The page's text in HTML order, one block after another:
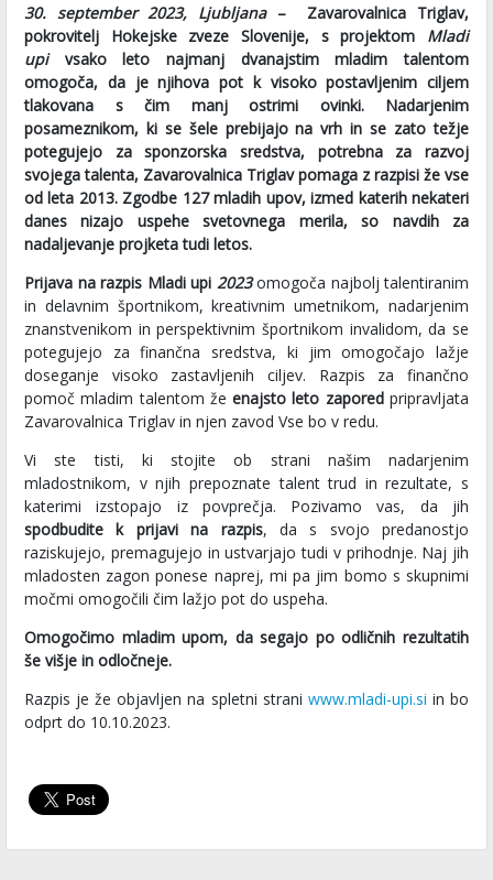
30. september 2023, Ljubljana– Zavarovalnica Triglav,
pokrovitelj Hokejske zveze Slovenije, s projektom Mladi
upivsako leto najmanj dvanajstim mladim talentom
omogoča, da je njihova pot k visoko postavljenim ciljem
tlakovana s čim manj ostrimi ovinki. Nadarjenim
posameznikom, ki se šele prebijajo na vrh in se zato težje
potegujejo za sponzorska sredstva, potrebna za razvoj
svojega talenta, Zavarovalnica Triglav pomaga z razpisi že vse
od leta 2013. Zgodbe 127 mladih upov, izmed katerih nekateri
danes nizajo uspehe svetovnega merila, so navdih za
nadaljevanje projketa tudi letos.
Prijava na razpis Mladi upi 2023omogoča najbolj talentiranim
in delavnim športnikom, kreativnim umetnikom, nadarjenim
znanstvenikom in perspektivnim športnikom invalidom, da se
potegujejo za finančna sredstva, ki jim omogočajo lažje
doseganje visoko zastavljenih ciljev. Razpis za finančno
pomoč mladim talentom žeenajsto leto zaporedpripravljata
Zavarovalnica Triglav in njen zavod Vse bo v redu.
Vi ste tisti, ki stojite ob strani našim nadarjenim
mladostnikom, v njih prepoznate talent trud in rezultate, s
katerimi izstopajo iz povprečja. Pozivamo vas, da jih
spodbudite k prijavi na razpis, da s svojo predanostjo
raziskujejo, premagujejo in ustvarjajo tudi v prihodnje. Naj jih
mladosten zagon ponese naprej, mi pa jim bomo s skupnimi
močmi omogočili čim lažjo pot do uspeha.
Omogočimo mladim upom, da segajo po odličnih rezultatih
še višje in odločneje.
Razpis je že objavljen na spletni strani www.mladi-upi.si in bo
odprt do 10.10.2023.